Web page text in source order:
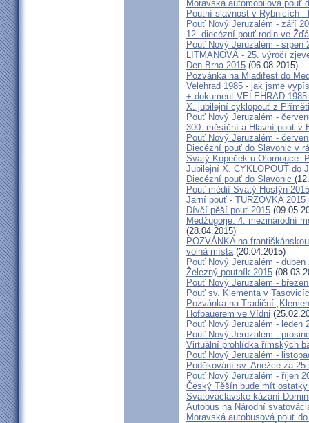
Moravská automobilová pouť
Poutní slavnost v Rybnicích -
Pouť Nový Jeruzalém - září
12. diecézní pouť rodin ve
Pouť Nový Jeruzalém - srpen
LITMANOVÁ - 25. výročí
Den Brna 2015 (06.08.2015)
Pozvánka na Mladifest do
Velehrad 1985 - jak jsme
+ dokument VELEHRAD
X. jubilejní cyklopouť z
Pouť Nový Jeruzalém -
300. měsíční a Hlavní pouť v
Pouť Nový Jeruzalém -
Diecézní pouť do Slavonic v
Svatý Kopeček u Olomouce:
Jubilejní X. CYKLOPOUŤ do
Diecézní pouť do Slavonic
Pouť médií Svatý Hostýn 2015
Jarní pouť - TURZOVKA 2015
Dívčí pěší pouť 2015
Medžugorje: 4. mezinárodní
(28.04.2015)
POZVÁNKA na
volná místa(20.04.2015)
Pouť Nový Jeruzalém - duben
Železný poutník 2015
Pouť Nový Jeruzalém -
Pouť sv. Klementa v
Pozvánka na Tradiční
Hofbauerem ve Vídni
Pouť Nový Jeruzalém - leden
Pouť Nový Jeruzalém -
Virtuální prohlídka římských
Pouť Nový Jeruzalém -
Poděkování sv. Anežce za 25
Pouť Nový Jeruzalém - říjen
Český Těšín bude mít
Svatováclavské kázání
Autobus na Národní
Moravská autobusová pouť